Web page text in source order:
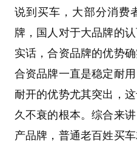
说到买车，大部分消费
牌，国人对于大品牌的
实话，合资品牌的优势
合资品牌一直是稳定耐
耐开的优势尤其突出，
久不衰的根本。综合来
产品牌，普通老百姓买